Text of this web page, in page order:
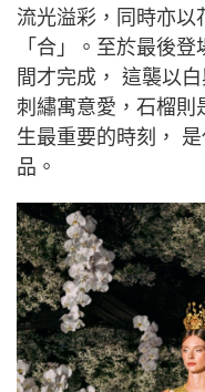
流光溢彩，同時亦以
「合」。至於最後
間才完成， 這襲以
刺繡寓意愛，石榴則
生最重要的時刻，
品。